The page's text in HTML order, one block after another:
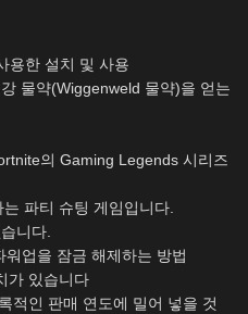
용한 설치 및 사용
물약(Wiggenweld 물약)을 얻는
의 Gaming Legends 시리즈
파티 슈팅 게임입니다.
니다.
업을 잠금 해제하는 방법
가 있습니다
적인 판매 연도에 밀어 넣을 것